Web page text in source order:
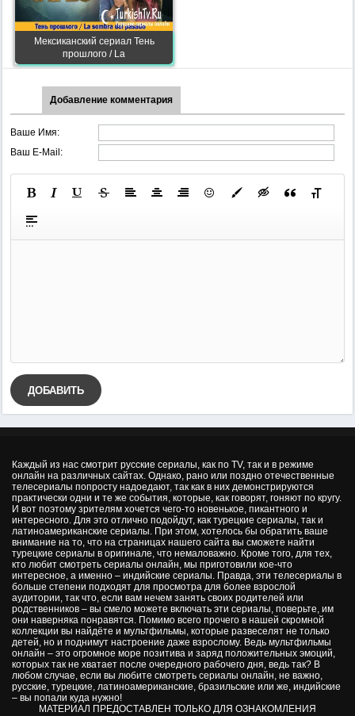
Мексиканский сериал Тень
прошлого / La
Добавление комментария
Ваше Имя:
Ваш E-Mail:
ДОБАВИТЬ
Каждый из нас смотрит русские сериалы, как по TV, так и в режиме
онлайн на различных сайтах. Однако, рано или поздно отечественные
телесериалы попросту надоедают, так как в них демонстрируются
практически одни и те же события, которые, как говорят, гоняют по кругу.
И вот поэтому зрителям хочется чего-то новенькое, пикантного и
интересного. Для это отлично подойдут, как турецкие сериалы, так и
латиноамериканские сериалы. При этом, хотелось бы обратить ваше
внимание на то, что на страницах нашего сайта вы сможете найти
турецкие сериалы в оригинале, что немаловажно. Кроме того, для тех,
кто любит смотреть сериалы онлайн, мы приготовили кое-что
интересное, а именно – индийские сериалы. Правда, эти телесериалы в
больше степени подходят для просмотра для более взрослой
аудитории, так что, если вам нечем занять своих родителей или
родственников – вы смело можете включать эти сериалы, поверьте, им
они наверняка понравятся. Помимо всего прочего в нашей скромной
коллекции вы найдёте и мультфильмы, которые развеселят не только
детей, но и поднимут настроение даже взрослому. Ведь мультфильмы
онлайн – это огромное море позитива и заряд положительных эмоций,
которых так не хватает после очередного рабочего дня, ведь так? В
любом случае, если вы любите смотреть сериалы онлайн, не важно,
русские, турецкие, латиноамериканские, бразильские или же, индийские
– вы попали куда нужно!
МАТЕРИАЛ ПРЕДОСТАВЛЕН ТОЛЬКО ДЛЯ ОЗНАКОМЛЕНИЯ